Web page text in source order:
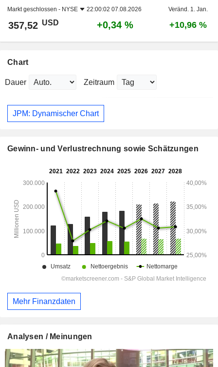
Markt geschlossen - NYSE 22:00:02 07.08.2026 Veränd. 1. Jan.
357,52 USD +0,34 % +10,96 %
Chart
Dauer Zeitraum
JPM: Dynamischer Chart
Gewinn- und Verlustrechnung sowie Schätzungen
Mehr Finanzdaten
Analysen / Meinungen